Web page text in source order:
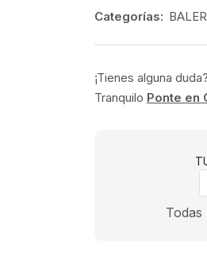
Categorías:
¡Tienes alguna duda?
Tranquilo Ponte en
Todas